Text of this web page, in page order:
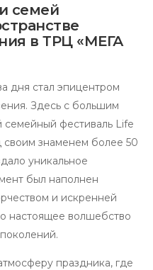
семей
в ТРЦ «МЕГА
дня стал эпицентром
Здесь с большим
фестиваль Life
знаменем более 50
уникальное
был наполнен
и искренней
настоящее волшебство
праздника, где